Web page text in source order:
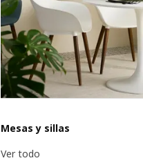
Mesas y sillas
Ver todo